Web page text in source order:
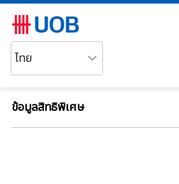
ข้อมูลสิทธิพิเศษ